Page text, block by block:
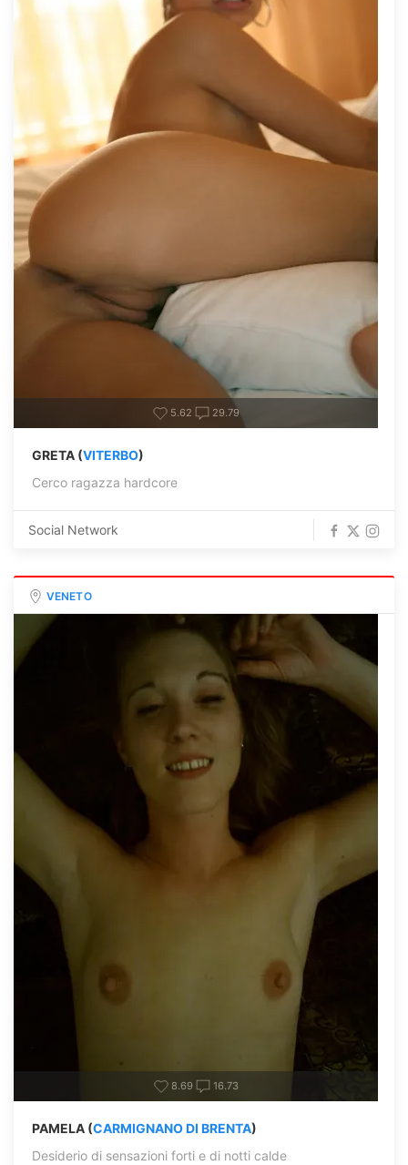
5.62 29.79
GRETA (VITERBO)
Cerco ragazza hardcore
Social Network
VENETO
8.69 16.73
PAMELA (CARMIGNANO DI BRENTA)
Desiderio di sensazioni forti e di notti calde